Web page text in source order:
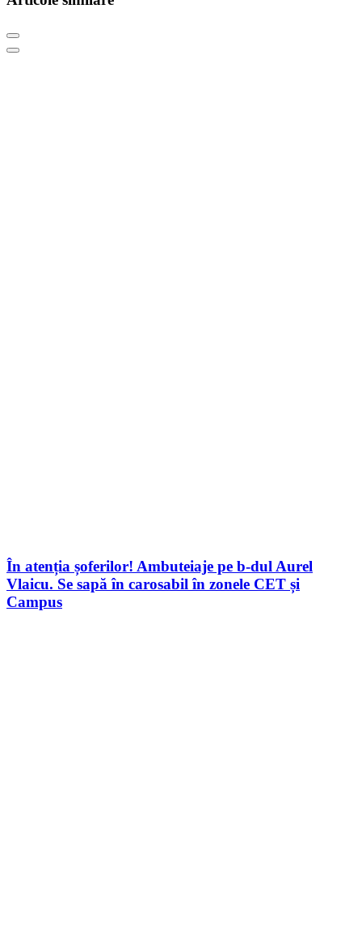
În atenția șoferilor! Ambuteiaje pe b-dul Aurel
Vlaicu. Se sapă în carosabil în zonele CET și
Campus